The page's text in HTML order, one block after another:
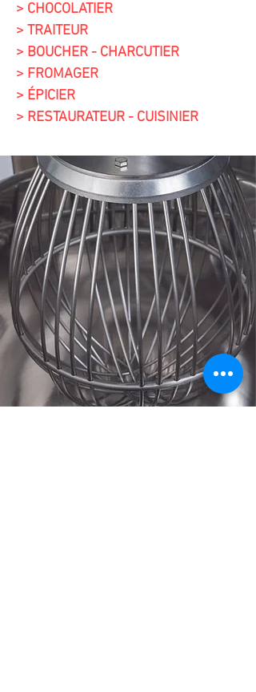
> CHOCOLATIER
> TRAITEUR
> BOUCHER - CHARCUTIER
> FROMAGER
> ÉPICIER
> RESTAURATEUR - CUISINIER